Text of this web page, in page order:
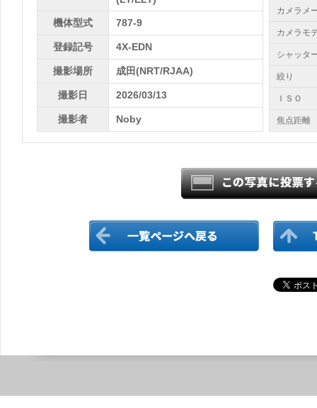
機体型式 787-9
登録記号 4X-EDN
撮影場所 成田(NRT/RJAA)
撮影日 2026/03/13
撮影者 Noby
カメラメ
カメラモ
シャッタ
絞り
ＩＳＯ
焦点距離